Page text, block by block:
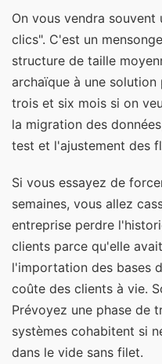
On vous vendra
clics". C'est un
structure de taille
archaïque à une
trois et six mois si on
la migration des
test et l'ajustement des
Si vous essayez de
semaines, vous allez
entreprise perdre
clients parce qu'elle
l'importation des bases
coûte des clients à vie.
Prévoyez une phase de
systèmes cohabitent si
dans le vide sans filet.